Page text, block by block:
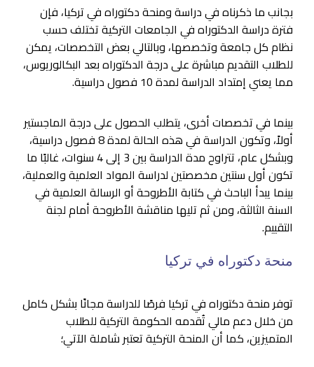
بجانب ما ذكرناه في دراسة ومنحة دكتوراه في تركيا، فإن
فترة دراسة الدكتوراه في الجامعات التركية تختلف حسب
نظام كل جامعة وتخصصها، وبالتالي بعض التخصصات، يمكن
للطلاب التقديم مباشرة على درجة الدكتوراه بعد البكالوريوس،
مما يعني إمتداد الدراسة لمدة 10 فصول دراسية.
بينما في تخصصات أخرى، يتطلب الحصول على درجة الماجستير
أولاً، وتكون الدراسة في هذه الحالة لمدة 8 فصول دراسية،
وبشكل عام، تتراوح مدة الدراسة بين 3 إلى 4 سنوات، غالبًا ما
تكون أول سنتين مخصصتين لدراسة المواد العلمية والعملية،
بينما يبدأ الباحث في كتابة الأطروحة أو الرسالة العلمية في
السنة الثالثة، ومن ثم تليها مناقشة الأطروحة أمام لجنة
التقييم.
منحة دكتوراه في تركيا
توفر منحة دكتوراه في تركيا فرصًا للدراسة مجانًا بشكل كامل
من خلال دعم مالي تُقدمه الحكومة التركية للطلاب
المتميزين، كما أن المنحة التركية تعتبر شاملة الآتي؛